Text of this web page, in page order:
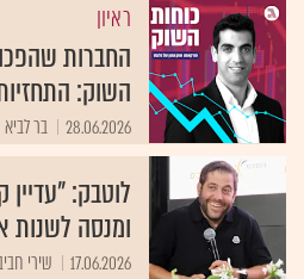
ראיון
החברות
השוק:
28.06.2026 בר לביא
לוטבק:
ומנסה לשנות
17.06.2026 שירי